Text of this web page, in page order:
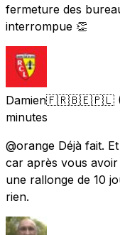
fermeture des
interrompue 👏
Damien🇫🇷🇧🇪🇵🇱
minutes
@orange Déjà fait.
car après vous
une rallonge de 10
rien.